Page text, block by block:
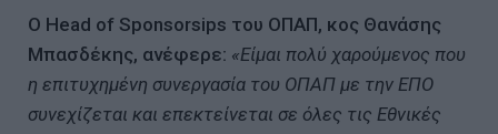
Ο Head of Sponsorsips του ΟΠΑΠ, κος Θανάσης
Μπασδέκης, ανέφερε: «Είμαι πολύ χαρούμενος που
η επιτυχημένη συνεργασία του ΟΠΑΠ με την ΕΠΟ
συνεχίζεται και επεκτείνεται σε όλες τις Εθνικές